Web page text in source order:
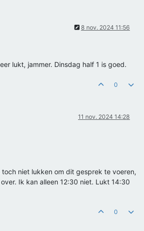
8 nov. 2024 11:56
lukt, jammer. Dinsdag half 1 is goed.
0
11 nov. 2024 14:28
niet lukken om dit gesprek te voeren,
Ik kan alleen 12:30 niet. Lukt 14:30
0